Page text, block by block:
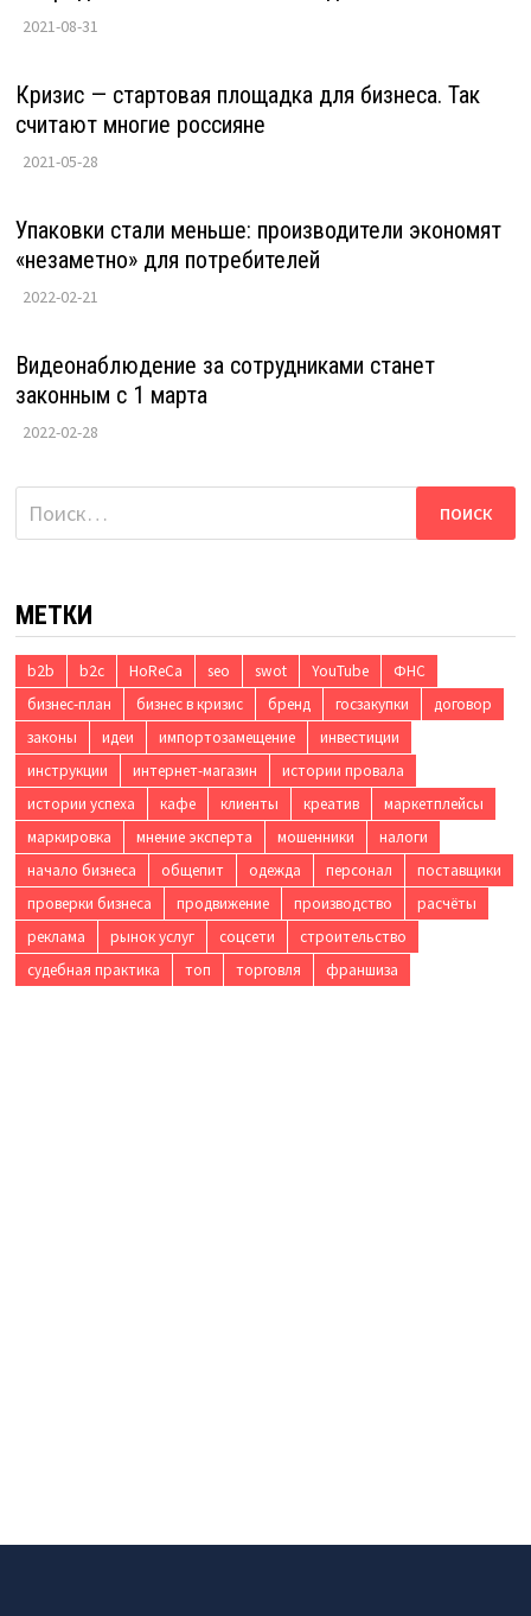
2021-08-31
Кризис — стартовая площадка для бизнеса. Так
считают многие россияне
2021-05-28
Упаковки стали меньше: производители экономят
«незаметно» для потребителей
2022-02-21
Видеонаблюдение за сотрудниками станет
законным с 1 марта
2022-02-28
Найти:
МЕТКИ
b2b b2c HoReCa seo swot YouTube
ФНС
бизнес-план
бизнес в кризис бренд госзакупки
договор
законы
идеи импортозамещение
инвестиции
инструкции
интернет-магазин
истории провала
истории успеха
кафе клиенты креатив
маркетплейсы
маркировка
мнение эксперта мошенники
налоги
начало бизнеса
общепит одежда персонал
поставщики
проверки бизнеса
продвижение производство
расчёты
реклама
рынок услуг соцсети
строительство
судебная практика
топ торговля франшиза